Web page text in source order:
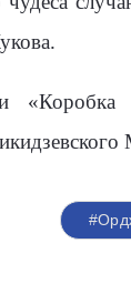
«Коробка